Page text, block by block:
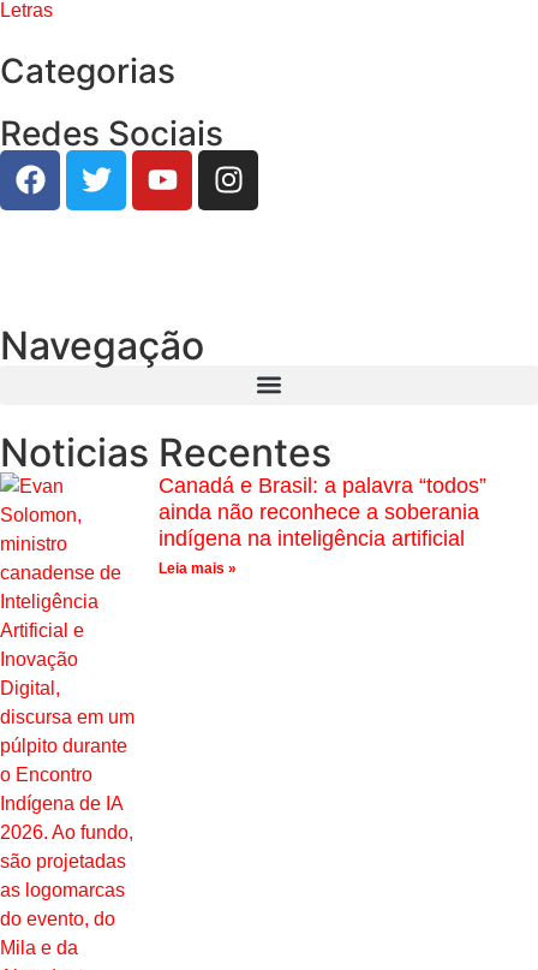
Categorias
Redes Sociais
Navegação
Noticias Recentes
Canadá e Brasil: a palavra “todos”
ainda não reconhece a soberania
indígena na inteligência artificial
Leia mais »